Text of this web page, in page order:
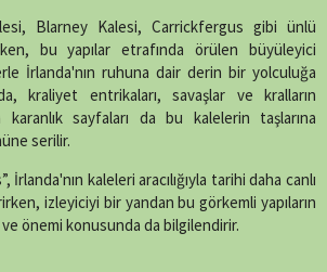
Blarney Kalesi, Carrickfergus gibi ünlü
bu yapılar etrafında örülen büyüleyici
İrlanda'nın ruhuna dair derin bir yolculuğa
kraliyet entrikaları, savaşlar ve kralların
karanlık sayfaları da bu kalelerin taşlarına
serilir.
İrlanda'nın kaleleri aracılığıyla tarihi daha canlı
izleyiciyi bir yandan bu görkemli yapıların
önemi konusunda da bilgilendirir.